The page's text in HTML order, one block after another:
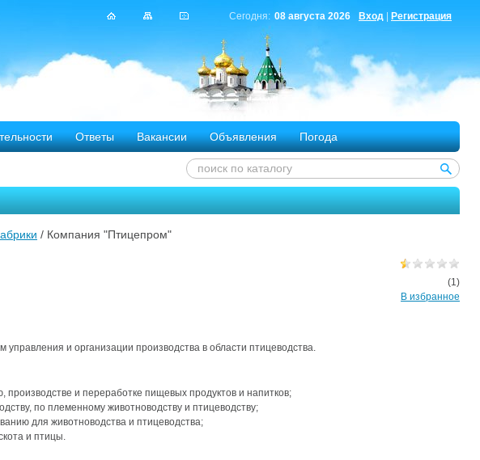
Вход Регистрация
Сегодня: 08 августа 2026
Ответы Вакансии Объявления Погода
/ Компания "Птицепром"
(1)
В избранное
и организации производства в области птицеводства.
и переработке пищевых продуктов и напитков;
по племенному животноводству и птицеводству;
для животноводства и птицеводства;
и птицы.